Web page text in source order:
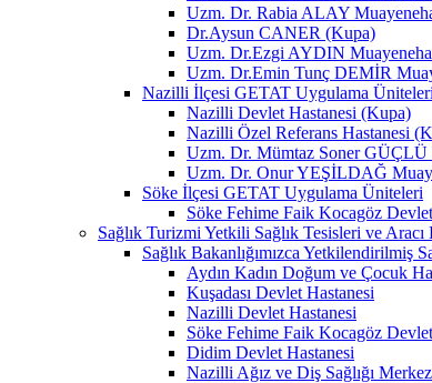
Uzm. Dr. Rabia ALAY
Dr.Aysun CANER (Kupa)
Uzm. Dr.Ezgi AYDIN
Uzm. Dr.Emin Tunç DEMİR
Nazilli İlçesi GETAT Uygulama Üniteleri
Nazilli Devlet Hastanesi (Kupa)
Nazilli Özel Referans Hastanesi
Uzm. Dr. Mümtaz Soner GÜÇLÜ
Uzm. Dr. Onur YEŞİLDAĞ
Söke İlçesi GETAT Uygulama Üniteleri
Söke Fehime Faik Kocagöz
Sağlık Turizmi Yetkili Sağlık Tesisleri ve
Sağlık Bakanlığımızca Yetkilendirilmiş
Aydın Kadın Doğum ve Çocuk
Kuşadası Devlet Hastanesi
Nazilli Devlet Hastanesi
Söke Fehime Faik Kocagöz
Didim Devlet Hastanesi
Nazilli Ağız ve Diş Sağlığı